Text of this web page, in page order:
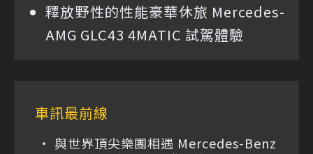
釋放野性的性能豪華休旅 Mercedes-
AMG GLC43 4MATIC 試駕體驗
車訊最前線
與世界頂尖樂團相遇 Mercedes-Benz